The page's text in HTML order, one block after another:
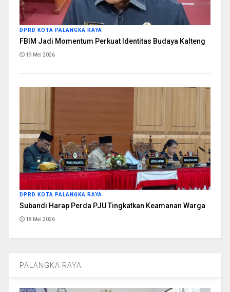
DPRD KOTA PALANGKA RAYA
FBIM Jadi Momentum Perkuat Identitas Budaya Kalteng
19 Mei 2026
DPRD KOTA PALANGKA RAYA
Subandi Harap Perda PJU Tingkatkan Keamanan Warga
18 Mei 2026
PALANGKA RAYA